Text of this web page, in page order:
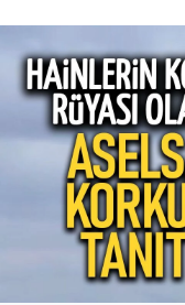
Mektup Galeri
Röportaj
Manşet
Köşe Yazıları